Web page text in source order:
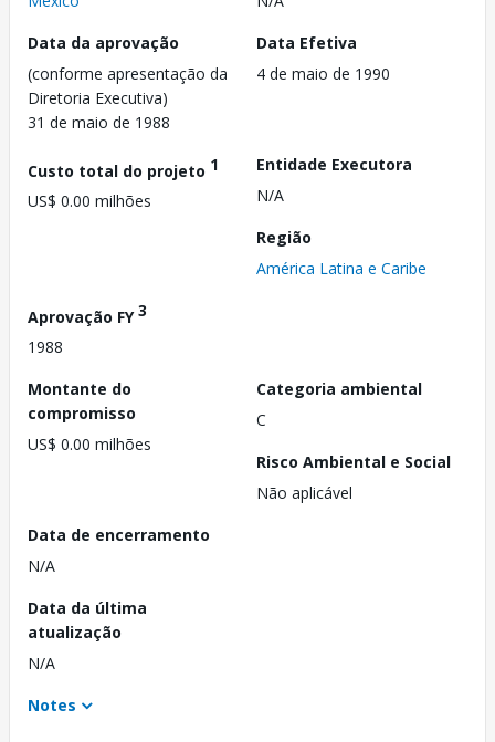
Data da aprovação
(conforme apresentação da
Diretoria Executiva)
31 de maio de 1988
Data Efetiva
4 de maio de 1990
Custo total do projeto 1
US$ 0.00 milhões
Entidade Executora
N/A
Região
América Latina e Caribe
Aprovação FY3
1988
Montante do
compromisso
US$ 0.00 milhões
Categoria ambiental
C
Risco Ambiental e Social
Não aplicável
Data de encerramento
N/A
Data da última
atualização
N/A
Notes